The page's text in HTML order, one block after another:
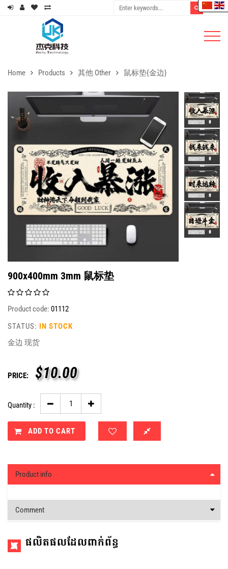
Home Products 其他 Other 鼠标垫{金边}
900x400mm 3mm 鼠标垫
Product code: 01112
STATUS: IN STOCK
金边 现货
PRICE: $10.00
Quantity :
ADD TO CART
Product info
Comment
ផលិតផលដែលពាក់ព័ន្ធ